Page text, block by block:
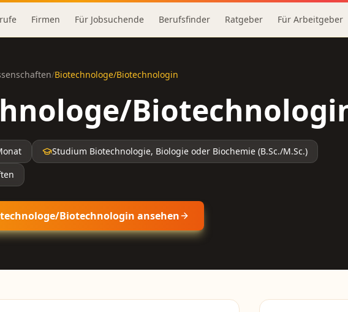
Firmen Für Jobsuchende Berufsfinder Ratgeber Für Arbeitgeber
/Biotechnologe/Biotechnologin
Studium Biotechnologie, Biologie oder Biochemie (B.Sc./M.Sc.)
Biotechnologin ansehen